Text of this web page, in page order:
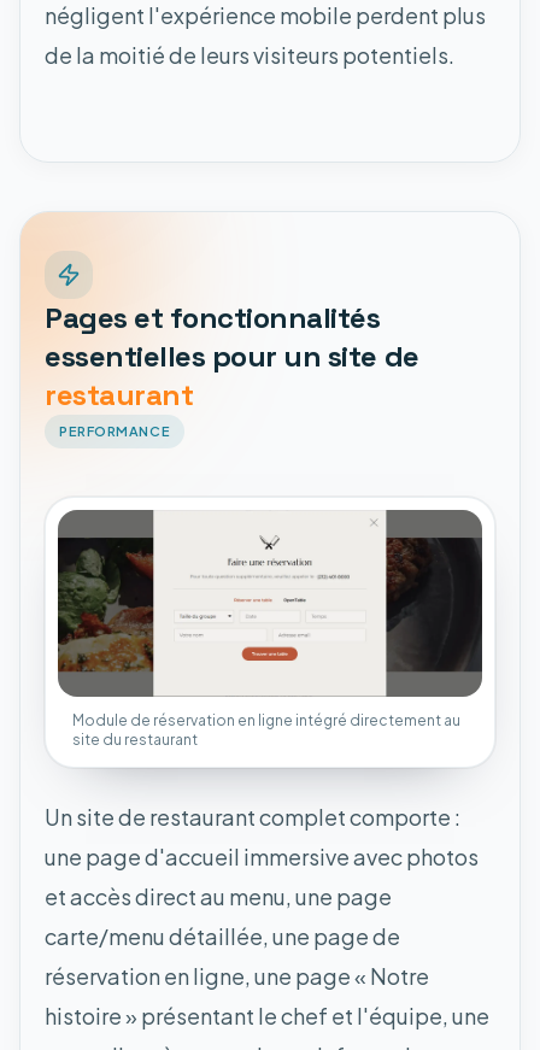
négligent l'expérience mobile perdent plus
de la moitié de leurs visiteurs potentiels.
Pages et fonctionnalités
essentielles pour un site de
restaurant
PERFORMANCE
Module de réservation en ligne intégré directement au
site du restaurant
Un site de restaurant complet comporte :
une page d'accueil immersive avec photos
et accès direct au menu, une page
carte/menu détaillée, une page de
réservation en ligne, une page « Notre
histoire » présentant le chef et l'équipe, une